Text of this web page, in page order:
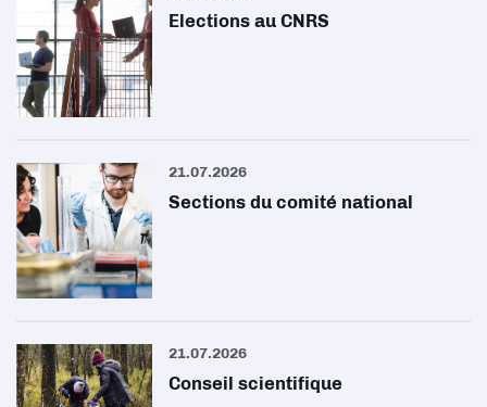
Elections au CNRS
21.07.2026
Sections du comité national
21.07.2026
Conseil scientifique